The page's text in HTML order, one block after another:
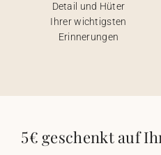
Detail und Hüter
Ihrer wichtigsten
Erinnerungen
5€ geschenkt auf